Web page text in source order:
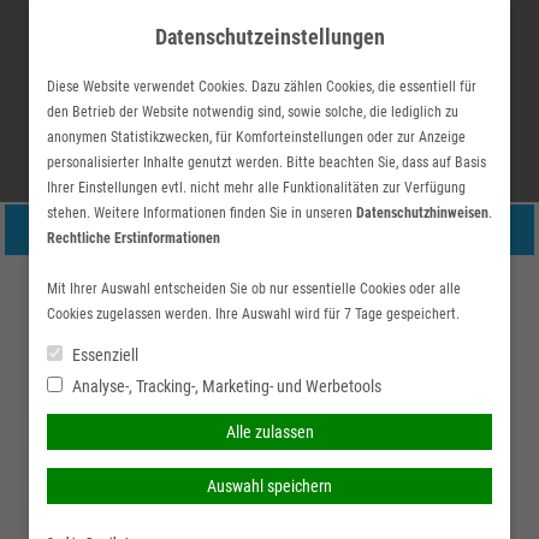
content
Suchen
Elektronikversicherung
Als Verantwortlicher einer Firma, die mit elektronischen Geräten
arbeiten muss, beispielsweise mit Computern, Telefonanlagen
oder elektronischen Steuerwerken, sind Ihnen die Kosten einer
Reparatur bekannt. Sollte eines der Geräte ausgetauscht werden
müssen, sind die Kosten eines Neugerätes häufig sogar um ein
Persönliche Beratung gewünscht?
Ich wünsche eine
persönliche Beratung und
möchte Kontakt mit einem
Berater aufnehmen.
Ich verzichte auf eine
persönliche Beratung und
der Seite fortfahren.
Ich habe die
Erstinformation (PDF)
Datenschutzeinstellungen
Diese Website verwendet Cookies. Dazu zählen Cookies, die essentiell für
den Betrieb der Website notwendig sind, sowie solche, die lediglich zu
anonymen Statistikzwecken, für Komforteinstellungen oder zur Anzeige
personalisierter Inhalte genutzt werden. Bitte beachten Sie, dass auf Basis
Ihrer Einstellungen evtl. nicht mehr alle Funktionalitäten zur Verfügung
stehen. Weitere Informationen finden Sie in unseren Datenschutzhinweisen.
Rechtliche Erstinformationen
Mit Ihrer Auswahl entscheiden Sie ob nur essentielle Cookies oder alle
Cookies zugelassen werden. Ihre Auswahl wird für 7 Tage gespeichert.
Essenziell
Analyse-, Tracking-, Marketing- und Werbetools
Alle zulassen
Auswahl speichern